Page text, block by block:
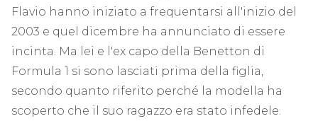
Flavio hanno iniziato a frequentarsi all'inizio del
2003 e quel dicembre ha annunciato di essere
incinta. Ma lei e l'ex capo della Benetton di
Formula 1 si sono lasciati prima della figlia,
secondo quanto riferito perché la modella ha
scoperto che il suo ragazzo era stato infedele.